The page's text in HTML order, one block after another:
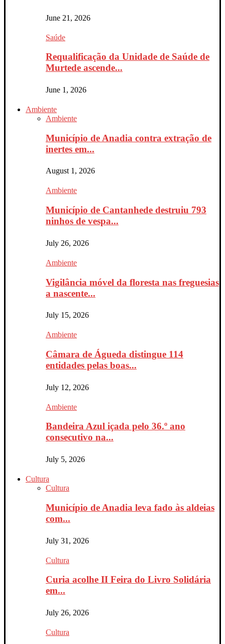
June 21, 2026
Saúde
Requalificação da Unidade de Saúde de
Murtede ascende...
June 1, 2026
Ambiente
Ambiente
Município de Anadia contra extração de
inertes em...
August 1, 2026
Ambiente
Município de Cantanhede destruiu 793
ninhos de vespa...
July 26, 2026
Ambiente
Vigilância móvel da floresta nas freguesias
a nascente...
July 15, 2026
Ambiente
Câmara de Águeda distingue 114
entidades pelas boas...
July 12, 2026
Ambiente
Bandeira Azul içada pelo 36.º ano
consecutivo na...
July 5, 2026
Cultura
Cultura
Município de Anadia leva fado às aldeias
com...
July 31, 2026
Cultura
Curia acolhe II Feira do Livro Solidária
em...
July 26, 2026
Cultura